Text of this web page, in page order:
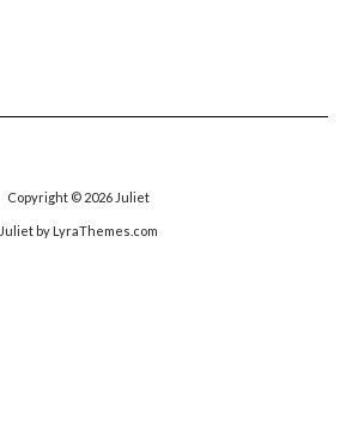
Copyright © 2026 Juliet
Julietby LyraThemes.com